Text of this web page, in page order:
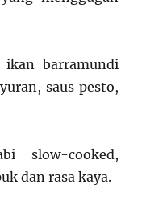
barramundi
saus pesto,
slow-cooked,
dan rasa kaya.